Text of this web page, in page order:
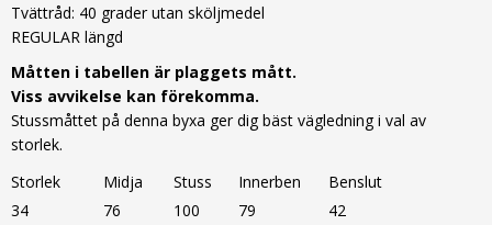
Tvättråd: 40 grader utan sköljmedel
REGULAR längd
Måtten i tabellen är plaggets mått.
Viss avvikelse kan förekomma.
Stussmåttet på denna byxa ger dig bäst vägledning i val av
storlek.
Storlek
Midja Stuss Innerben
Benslut
34
76 100 79
42